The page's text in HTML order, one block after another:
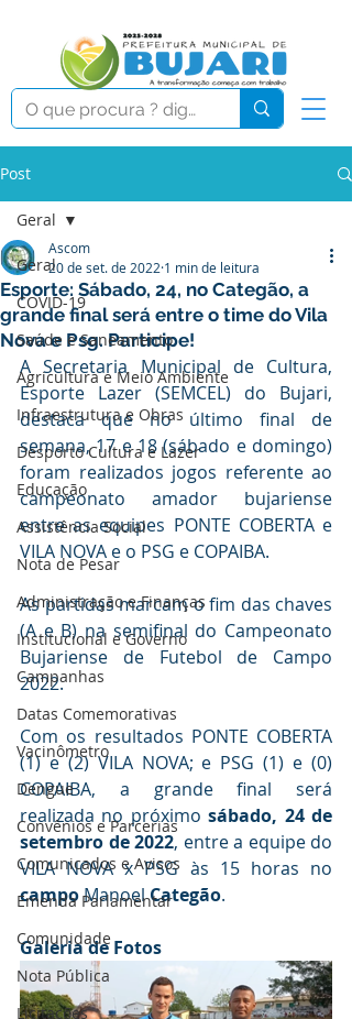
Post
Geral
COVID-19
Saúde e Saneamento
Agricultura e Meio Ambiente
Infraestrutura e Obras
Desporto Cultura e Lazer
Educação
Assistência Social
Nota de Pesar
Administração e Finanças
Institucional e Governo
Campanhas
Datas Comemorativas
Vacinômetro
Dengue
Convênios e Parcerias
Comunicados e Avisos
Emenda Parlamentar
Comunidade
Nota Pública
Licitações
Geral
Esporte: Sábado, 24, no Categão, a
grande final será entre o time do Vila
Nova e Psg. Participe!
Ascom
20 de set. de 2022 1 min de leitura
A Secretaria Municipal de Cultura,
Esporte Lazer (SEMCEL) do Bujari,
destaca que no último final de
semana, 17 e 18 (sábado e domingo)
foram realizados jogos referente ao
campeonato amador bujariense
entre as equipes PONTE COBERTA e
VILA NOVA e o PSG e COPAIBA.
As partidas marcam o fim das chaves
(A e B) na semifinal do Campeonato
Bujariense de Futebol de Campo
2022.
Com os resultados PONTE COBERTA
(1) e (2) VILA NOVA; e PSG (1) e (0)
COPAIBA, a grande final será
realizada no próximo sábado, 24 de
setembro de 2022, entre a equipe do
campo Manoel Categão.
Galeria de Fotos